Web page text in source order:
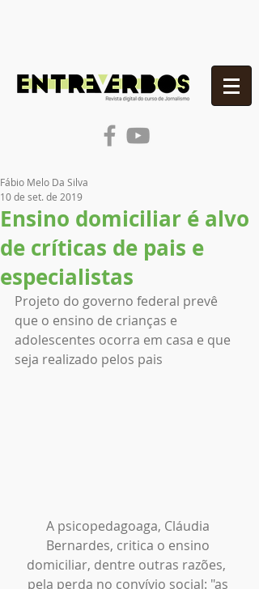
Ensino domiciliar é alvo
de críticas de pais e
especialistas
Fábio Melo Da Silva
10 de set. de 2019
Projeto do governo federal prevê
que o ensino de crianças e
adolescentes ocorra em casa e que
seja realizado pelos pais
A psicopedagoaga, Cláudia
Bernardes, critica o ensino
domiciliar, dentre outras razões,
pela perda no convívio social: "as